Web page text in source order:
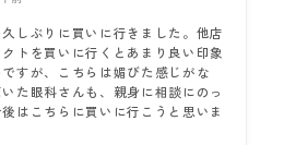
しぶりに買いに行きました。他店
トを買いに行くとあまり良い印象
すが、こちらは媚びた感じがな
た眼科さんも、親身に相談にのっ
はこちらに買いに行こうと思いま